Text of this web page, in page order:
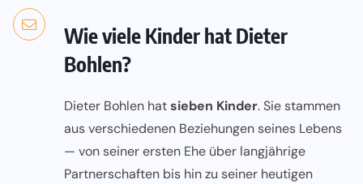
Wie viele Kinder hat Dieter
Bohlen?
Dieter Bohlen hatsieben Kinder. Sie stammen
aus verschiedenen Beziehungen seines Lebens
— von seiner ersten Ehe über langjährige
Partnerschaften bis hin zu seiner heutigen